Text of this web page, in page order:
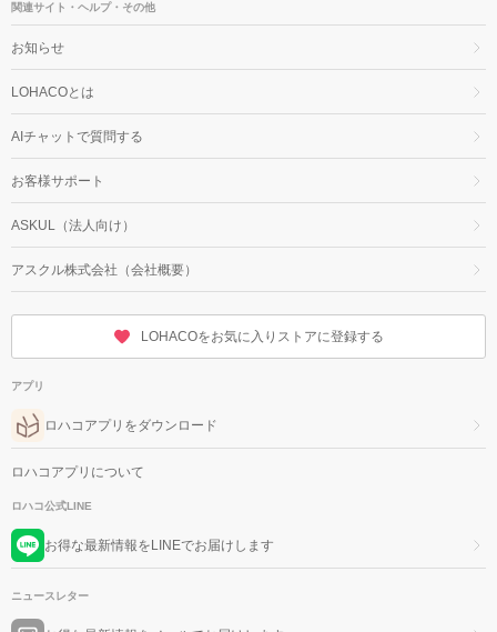
関連サイト・ヘルプ・その他
お知らせ
LOHACOとは
AIチャットで質問する
お客様サポート
ASKUL（法人向け）
アスクル株式会社（会社概要）
LOHACOをお気に入りストアに登録する
アプリ
ロハコアプリをダウンロード
ロハコアプリについて
ロハコ公式LINE
お得な最新情報をLINEでお届けします
ニュースレター